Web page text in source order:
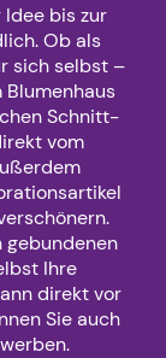
bis zur
Ob als
sich selbst –
Blumenhaus
Schnitt-
vom
gebundenen
Ihre
direkt vor
Sie auch